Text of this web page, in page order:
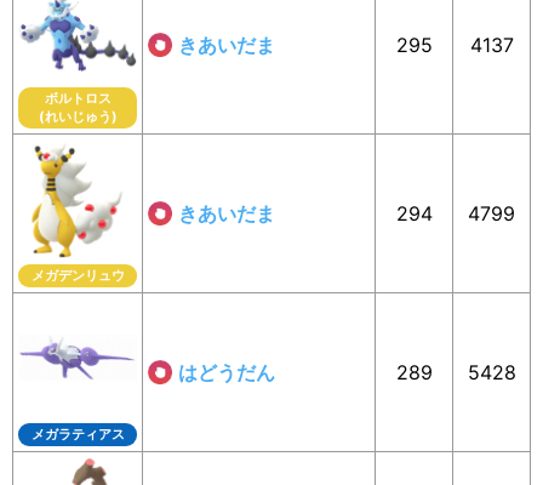
ボルトロス
(れいじゅう)
きあいだま 295 4137
メガデンリュウ
きあいだま 294 4799
メガラティアス
はどうだん 289 5428